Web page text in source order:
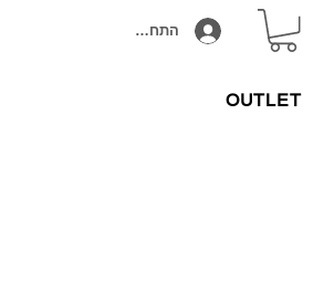
התחבר/הירשם
OUTLET